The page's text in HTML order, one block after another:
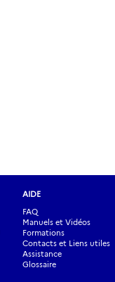
AIDE
FAQ
Manuels et Vidéos
Formations
Contacts et Liens utiles
Assistance
Glossaire